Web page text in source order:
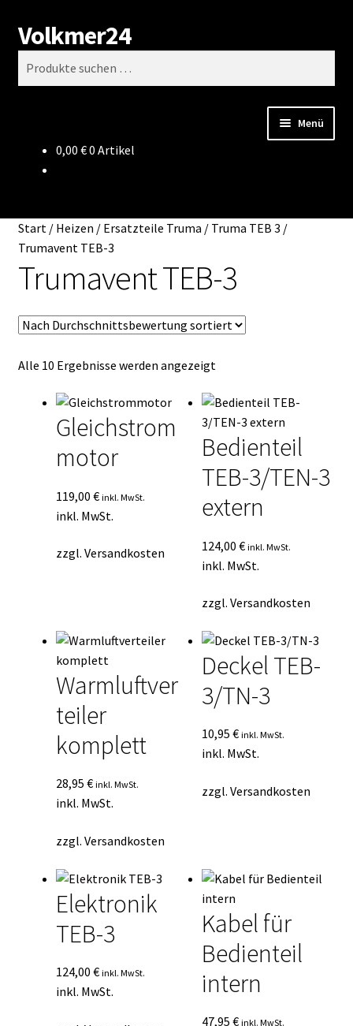
Zur
Navigation
springen
Zum
Inhalt
springen
Volkmer24
Suchen
Menü
Impressum
Datenschutz
Impressum
Kasse
Mein Konto
Mein Konto
Vertrag widerrufen
0,00 €0 Artikel
Start/ Heizen / Ersatzteile Truma / Truma TEB 3 /
Trumavent TEB-3
Trumavent TEB-3
Alle 10 Ergebnisse werden angezeigtNach
sortiert
Gleichstrom
motor
119,00 € inkl. MwSt.
inkl. MwSt.
zzgl. Versandkosten
Bedienteil
TEB-3/TEN-3
extern
124,00€ inkl. MwSt.
inkl. MwSt.
zzgl.Versandkosten
Warmluftver
teiler
komplett
28,95 € inkl. MwSt.
inkl. MwSt.
zzgl. Versandkosten
Deckel TEB-
3/TN-3
10,95€ inkl. MwSt.
inkl. MwSt.
zzgl.Versandkosten
Elektronik
TEB-3
124,00 € inkl. MwSt.
inkl. MwSt.
Kabel für
Bedienteil
intern
47,95€ inkl. MwSt.